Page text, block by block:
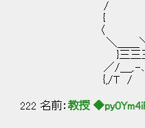
/ ∨ ￣ {
{ ∨ ,
〈 :. } /
＼＿＿＼_}/ /::::/
}三三三{､｀¨ ー
／/＿,.-､_／ヽ
{,/T / ｀
222 名前： 教授